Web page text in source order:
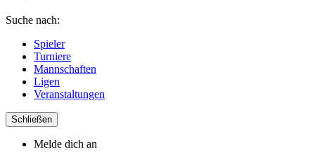
Suche nach:
Spieler
Turniere
Mannschaften
Ligen
Veranstaltungen
Schließen
Melde dich an